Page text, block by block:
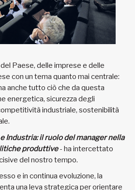
Paese, delle imprese e delle
con un tema quanto mai centrale:
anche tutto ciò che da questa
energetica, sicurezza degli
industriale, sostenibilità
Industria: il ruolo del manager nella
produttive- ha intercettato
del nostro tempo.
e in continua evoluzione, la
una leva strategica per orientare